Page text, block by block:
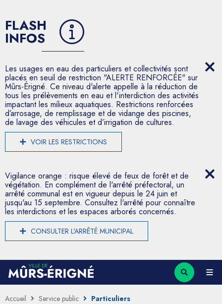
FLASH
INFOS
Les usages en eau des particuliers et collectivités sont
placés en seuil de restriction "ALERTE RENFORCÉE" sur
Mûrs-Érigné. Ce niveau d'alerte appelle à la réduction de
tous les prélèvements en eau et l'interdiction des activités
impactant les milieux aquatiques. Restrictions renforcées
d’arrosage, de remplissage et de vidange des piscines,
de lavage des véhicules et d’irrigation de cultures.
VOIR LES RESTRICTIONS
Vigilance orange : risque élevé de feux de forêt et de
végétation. En complément de l'arrêté préfectoral, un
arrêté communal est en vigueur depuis le 24 juin et
jusqu'au 15 septembre. Consultez l'arrêté pour connaître
les interdictions et les espaces arborés concernés.
CONSULTER L'ARRÊTÉ MUNICIPAL
Accueil Service public Particuliers